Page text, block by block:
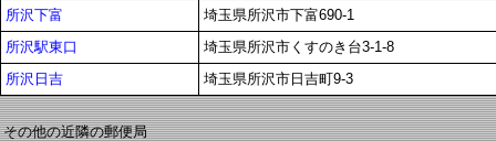
所沢下富
埼玉県所沢市下富690-1
所沢駅東口
埼玉県所沢市くすのき台3-1-8
所沢日吉
埼玉県所沢市日吉町9-3
その他の近隣の郵便局